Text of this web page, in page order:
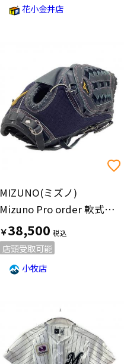
花小金井店
MIZUNO(ミズノ)
Mizuno Pro order 軟式グローブ 投手用
￥38,500
店頭受取可能
小牧店